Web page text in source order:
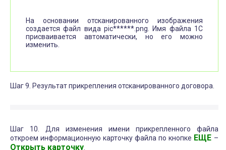
На основании отсканированного изображения
создается файл вида pic******.png. Имя файла 1С
присваивается автоматически, но его можно
изменить.
Шаг 9. Результат прикрепления отсканированного договора.
Шаг 10. Для изменения имени прикрепленного файла
откроем информационную карточку файла по кнопке ЕЩЕ –
Открыть карточку